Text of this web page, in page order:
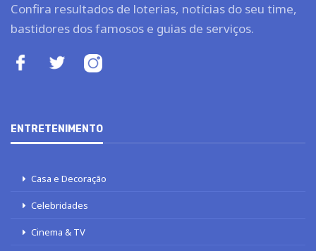
Confira resultados de loterias, notícias do seu time,
bastidores dos famosos e guias de serviços.
ENTRETENIMENTO
Casa e Decoração
Celebridades
Cinema & TV